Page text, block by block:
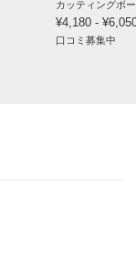
カッティングボ
¥4,180 -
口コミ募集中